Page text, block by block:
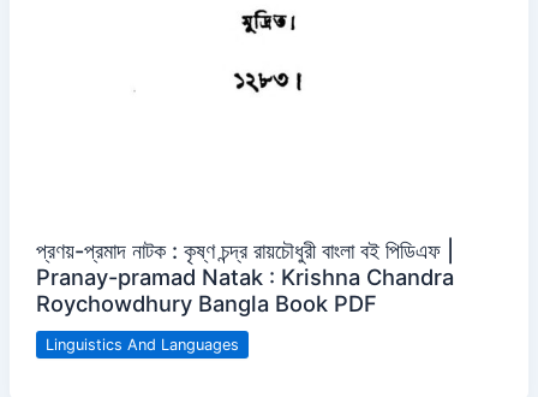
প্রণয়-প্রমাদ নাটক : কৃষ্ণ চন্দ্র রায়চৌধুরী বাংলা বই পিডিএফ |
Pranay-pramad Natak : Krishna Chandra
Roychowdhury Bangla Book PDF
Linguistics And Languages